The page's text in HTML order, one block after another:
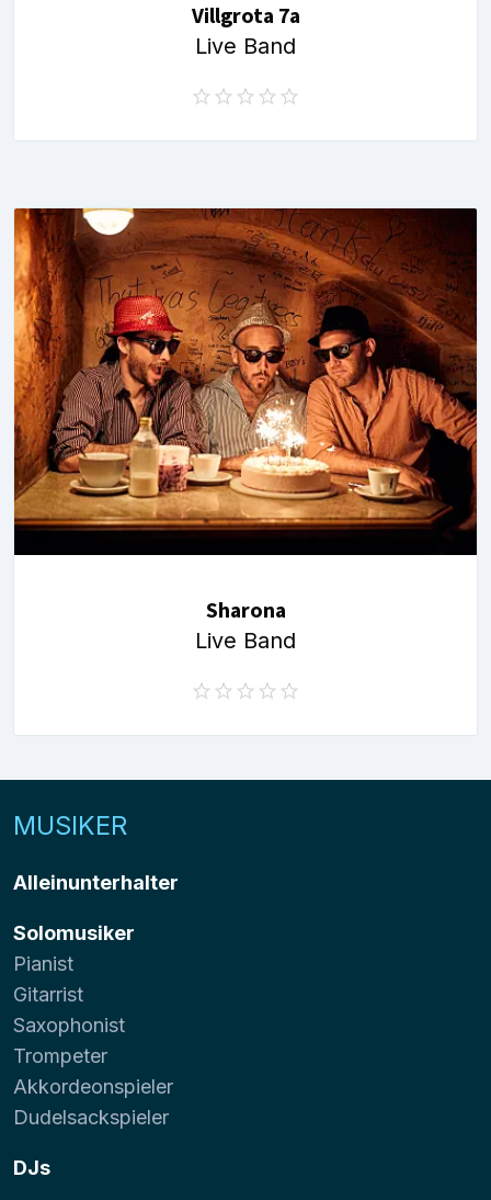
Villgrota 7a
Live Band
Sharona
Live Band
MUSIKER
Alleinunterhalter
Solomusiker
Pianist
Gitarrist
Saxophonist
Trompeter
Akkordeonspieler
Dudelsackspieler
DJs